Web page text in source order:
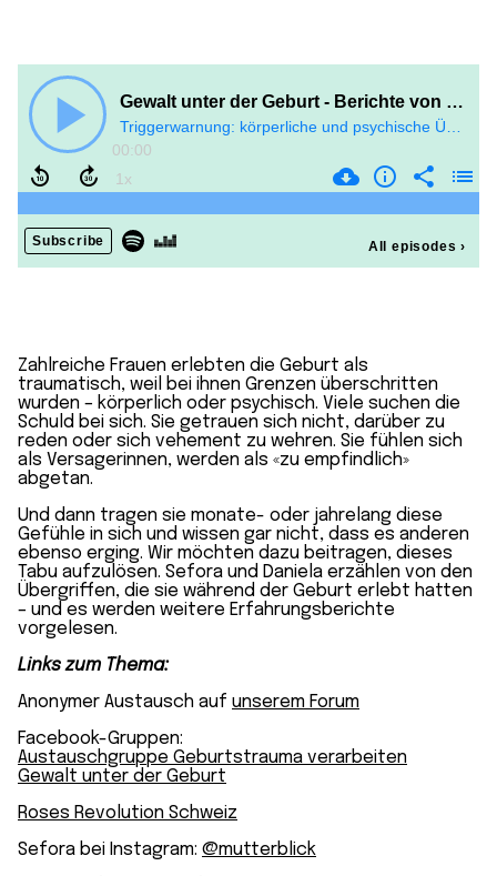
Zahlreiche Frauen erlebten die Geburt als
traumatisch, weil bei ihnen Grenzen überschritten
wurden – körperlich oder psychisch. Viele suchen die
Schuld bei sich. Sie getrauen sich nicht, darüber zu
reden oder sich vehement zu wehren. Sie fühlen sich
als Versagerinnen, werden als «zu empfindlich»
abgetan.
Und dann tragen sie monate- oder jahrelang diese
Gefühle in sich und wissen gar nicht, dass es anderen
ebenso erging. Wir möchten dazu beitragen, dieses
Tabu aufzulösen. Sefora und Daniela erzählen von den
Übergriffen, die sie während der Geburt erlebt hatten
– und es werden weitere Erfahrungsberichte
vorgelesen.
Links zum Thema:
Anonymer Austausch auf unserem Forum
Facebook-Gruppen:
Austauschgruppe Geburtstrauma verarbeiten
Gewalt unter der Geburt
Roses Revolution Schweiz
Sefora bei Instagram: @mutterblick